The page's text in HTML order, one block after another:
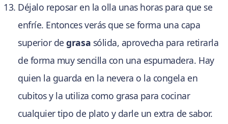
Déjalo reposar en la olla unas horas para que se
enfríe. Entonces verás que se forma una capa
superior degrasa sólida, aprovecha para retirarla
de forma muy sencilla con una espumadera. Hay
quien la guarda en la nevera o la congela en
cubitos y la utiliza como grasa para cocinar
cualquier tipo de plato y darle un extra de sabor.